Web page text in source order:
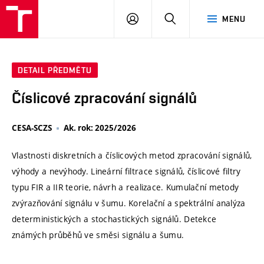
MENU
PŘIHLÁSIT
DETAIL PŘEDMĚTU
Číslicové zpracování signálů
CESA-SCZS Ak. rok: 2025/2026
Vlastnosti diskretních a číslicových metod zpracování signálů,
výhody a nevýhody. Lineární filtrace signálů, číslicové filtry
typu FIR a IIR teorie, návrh a realizace. Kumulační metody
zvýrazňování signálu v šumu. Korelační a spektrální analýza
deterministických a stochastických signálů. Detekce
známých průběhů ve směsi signálu a šumu.